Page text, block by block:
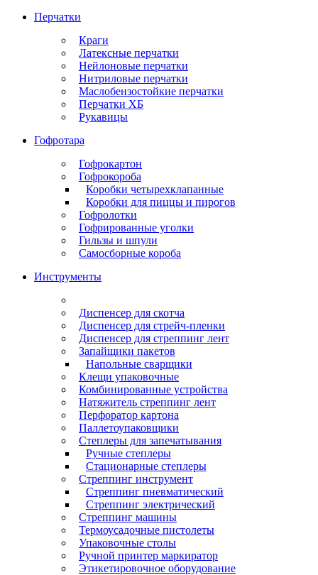
Перчатки
Краги
Латексные перчатки
Нейлоновые перчатки
Нитриловые перчатки
Маслобензостойкие перчатки
Перчатки ХБ
Рукавицы
Гофротара
Гофрокартон
Гофрокороба
Коробки четырехклапанные
Коробки для пиццы и пирогов
Гофролотки
Гофрированные уголки
Гильзы и шпули
Самосборные короба
Инструменты
Диспенсер для скотча
Диспенсер для стрейч-пленки
Диспенсер для стреппинг лент
Запайщики пакетов
Напольные сварщики
Клещи упаковочные
Комбинированные устройства
Натяжитель стреппинг лент
Перфоратор картона
Паллетоупаковщики
Степлеры для запечатывания
Ручные степлеры
Стационарные степлеры
Стреппинг инструмент
Стреппинг пневматический
Стреппинг электрический
Стреппинг машины
Термоусадочные пистолеты
Упаковочные столы
Ручной принтер маркиратор
Этикетировочное оборудование